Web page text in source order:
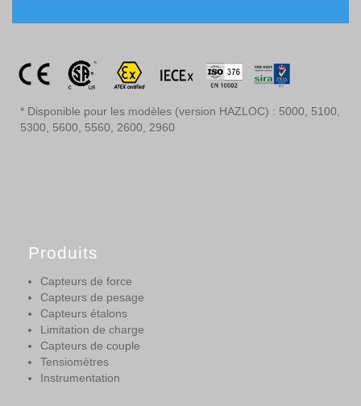
* Disponible pour les modèles (version HAZLOC) : 5000, 5100,
5300, 5600, 5560, 2600, 2960
Produits
Capteurs de force
Capteurs de pesage
Capteurs étalons
Limitation de charge
Capteurs de couple
Tensiomètres
Instrumentation